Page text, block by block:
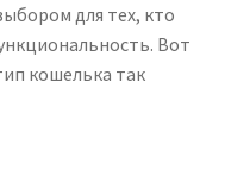
для тех, кто
Вот
кошелька так